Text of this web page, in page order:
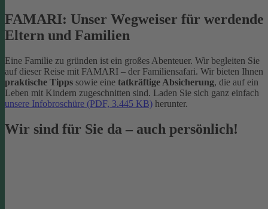
FAMARI: Unser Wegweiser für werdende
Eltern und Familien
Eine Familie zu gründen ist ein großes Abenteuer. Wir begleiten Sie
auf dieser Reise mit FAMARI – der Familiensafari. Wir bieten Ihnen
praktische Tipps sowie eine tatkräftige Absicherung, die auf ein
Leben mit Kindern zugeschnitten sind. Laden Sie sich ganz einfach
unsere Infobroschüre (PDF, 3.445 KB) herunter.
Wir sind für Sie da – auch persönlich!